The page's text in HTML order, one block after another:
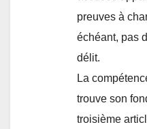
preuves à
échéant, pas
délit.
La
trouve son
troisième